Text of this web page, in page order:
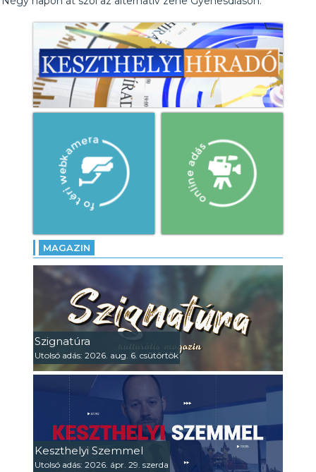
MAGAZIN
Szignatúra
Utolsó adás: 2026. aug. 6. csütörtök
Keszthelyi Szemmel
Utolsó adás: 2026. ápr. 29. szerda